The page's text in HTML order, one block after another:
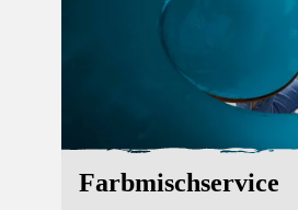
Farbmischservice